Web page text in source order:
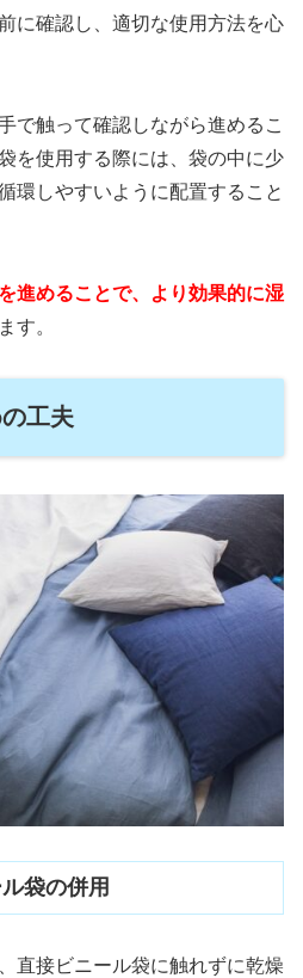
に確認し、適切な使用方法を心
で触って確認しながら進めるこ
を使用する際には、袋の中に少
環しやすいように配置すること
進めることで、より効果的に湿
す。
工夫
袋の併用
直接ビニール袋に触れずに乾燥